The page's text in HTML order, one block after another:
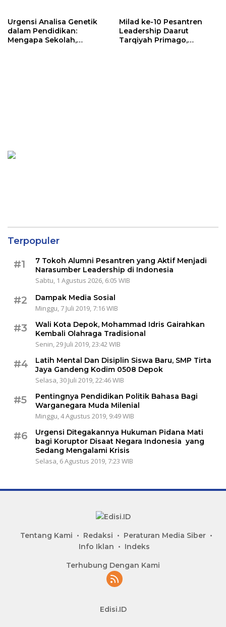
Urgensi Analisa Genetik
dalam Pendidikan:
Mengapa Sekolah,
Milad ke-10 Pesantren
Leadership Daarut
Tarqiyah Primago,
Terpopuler
#1
7 Tokoh Alumni Pesantren yang Aktif Menjadi
Narasumber Leadership di Indonesia
Sabtu, 1 Agustus 2026, 6:05 WIB
#2
Dampak Media Sosial
Minggu, 7 Juli 2019, 7:16 WIB
#3
Wali Kota Depok, Mohammad Idris Gairahkan
Kembali Olahraga Tradisional
Senin, 29 Juli 2019, 23:42 WIB
#4
Latih Mental Dan Disiplin Siswa Baru, SMP Tirta
Jaya Gandeng Kodim 0508 Depok
Selasa, 30 Juli 2019, 22:46 WIB
#5
Pentingnya Pendidikan Politik Bahasa Bagi
Warganegara Muda Milenial
Minggu, 4 Agustus 2019, 9:49 WIB
#6
Urgensi Ditegakannya Hukuman Pidana Mati
bagi Koruptor Disaat Negara Indonesia yang
Sedang Mengalami Krisis
Selasa, 6 Agustus 2019, 7:23 WIB
Tentang Kami Redaksi
Peraturan Media Siber
Info Iklan
Indeks
Terhubung Dengan Kami
Edisi.ID